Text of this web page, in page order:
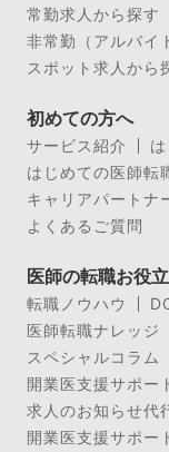
常勤求人から探す
非常勤（アルバイ
スポット求人から
初めての方へ
サービス紹介
はじめての医師転
キャリアパートナ
よくあるご質問
医師の転職お役
転職ノウハウ
医師転職ナレッジ
スペシャルコラム
開業医支援サポー
求人のお知らせ代
開業医支援サポー